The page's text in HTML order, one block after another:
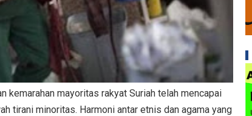
Syiah dan Kedustaan tentang Hak
Syiah dan Ketidakbenaran Ajarannya
Syiah dan Kedustaan tentang Peristiwa
Syiah dan Upaya Merusak Ukhuwah
kemarahan mayoritas rakyat Suriah telah mencapai
tirani minoritas. Harmoni antar etnis dan agama yang